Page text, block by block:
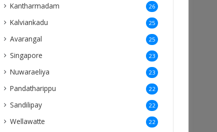
Kantharmadam 26
Kalviankadu 25
Avarangal 25
Singapore 23
Nuwaraeliya 23
Pandatharippu 22
Sandilipay 22
Wellawatte 22